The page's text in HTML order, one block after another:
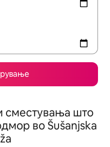
сместувања што
во Šušanjska